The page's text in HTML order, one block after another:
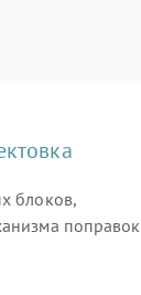
блоков,
поправок
резьбовых